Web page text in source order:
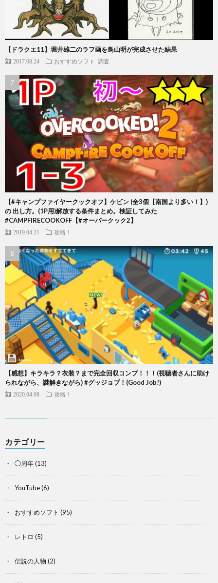
【ドラクエ11】堀井雄二のラフ画を鳥山明が完成させた結果
2017.08.24 おすすめソフト 調査
【#キャンプファイヤークックオフ】ケビン (全3個【南国より多い！】)
の 出し方。(1P用)解放する条件まとめ。検証してみた
#CAMPFIRECOOKOFF【#オーバークック2】
2019.04.21 攻略！
【感想】キラキラ？衣装？まで完全回収コンプ！！！(視聴者さんに助け
られながら、謎解きながら) #グッジョブ！(Good Job!)
2020.04.08 攻略！
カテゴリー
◯周年(13)
YouTube(6)
おすすめソフト (95)
レトロ (5)
伝説の人物 (2)